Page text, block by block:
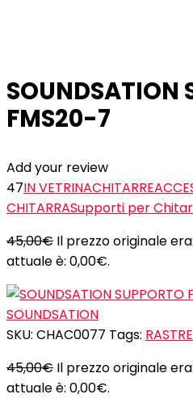
SOUNDSATION
FMS20-7
Add your review
47IN VETRINACHITARRE
CHITARRASupporti per
45,00€ Il prezzo originale
attuale è: 0,00€.
SOUNDSATION
SKU: CHAC0077 Tags:
45,00€ Il prezzo originale
attuale è: 0,00€.